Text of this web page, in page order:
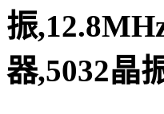
振
器,5032晶